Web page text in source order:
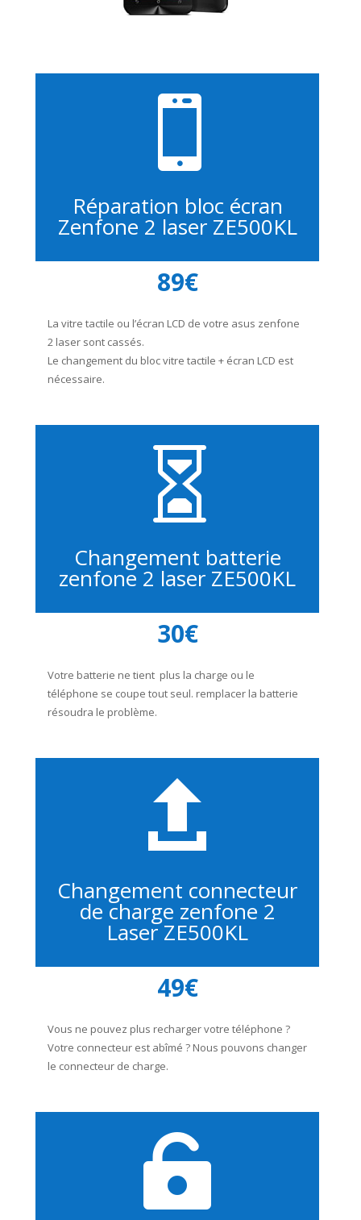

Réparation bloc écran
Zenfone 2 laser ZE500KL
89€
La vitre tactile ou l’écran LCD de votre asus zenfone
2 laser sont cassés.
Le changement du bloc vitre tactile + écran LCD est
nécessaire.

Changement batterie
zenfone 2 laser ZE500KL
30€
Votre batterie ne tient plus la charge ou le
téléphone se coupe tout seul. remplacer la batterie
résoudra le problème.

Changement connecteur
de charge zenfone 2
Laser ZE500KL
49€
Vous ne pouvez plus recharger votre téléphone ?
Votre connecteur est abîmé ? Nous pouvons changer
le connecteur de charge.
